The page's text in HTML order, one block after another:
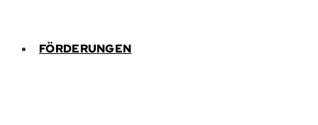
FÖRDERUNGEN